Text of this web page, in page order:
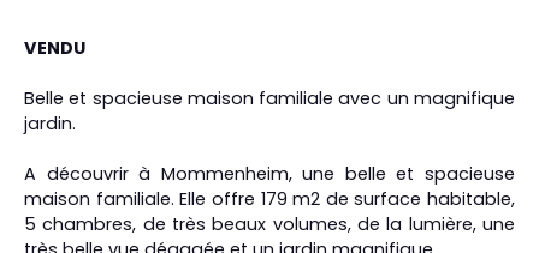
VENDU
Belle et spacieuse maison familiale avec un magnifique
jardin.
A découvrir à Mommenheim, une belle et spacieuse
maison familiale. Elle offre 179 m2 de surface habitable,
5 chambres, de très beaux volumes, de la lumière, une